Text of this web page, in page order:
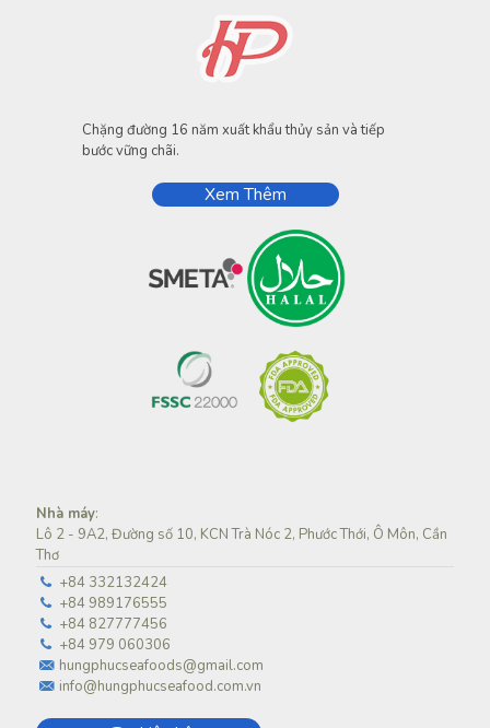
Chặng đường 16 năm xuất khẩu thủy sản và tiếp
bước vững chãi.
Xem Thêm
Nhà máy:
Lô 2 - 9A2, Đường số 10, KCN Trà Nóc 2, Phước Thới, Ô Môn, Cần
Thơ
+84 332132424
+84 989176555
+84 827777456
+84 979 060306
hungphucseafoods@gmail.com
info@hungphucseafood.com.vn